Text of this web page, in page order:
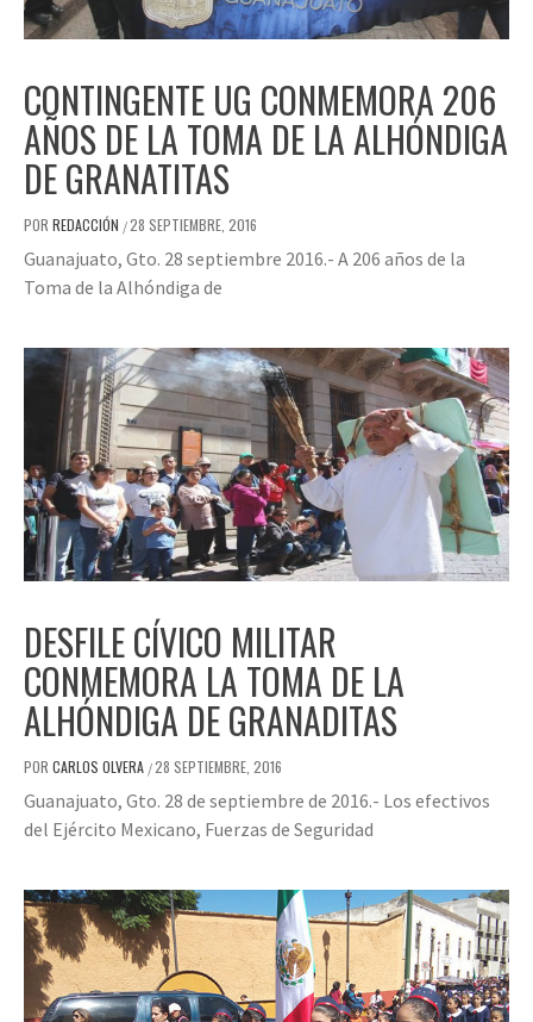
CONTINGENTE UG CONMEMORA 206
AÑOS DE LA TOMA DE LA ALHÓNDIGA
DE GRANATITAS
POR REDACCIÓN /28 SEPTIEMBRE, 2016
Guanajuato, Gto. 28 septiembre 2016.- A 206 años de la
Toma de la Alhóndiga de
DESFILE CÍVICO MILITAR
CONMEMORA LA TOMA DE LA
ALHÓNDIGA DE GRANADITAS
POR CARLOS OLVERA /28 SEPTIEMBRE, 2016
Guanajuato, Gto. 28 de septiembre de 2016.- Los efectivos
del Ejército Mexicano, Fuerzas de Seguridad